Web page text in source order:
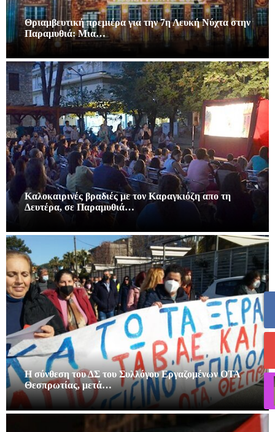
Θριαμβευτική πρεμιέρα για την 7η Λευκή Νύχτα στην
Παραμυθιά: Μια…
Καλοκαιρινές βραδιές με τον Καραγκιόζη απο τη
Δευτέρα, σε Παραμυθιά…
Η σύνθεση του ΔΣ του Συλλόγου Εργαζομένων ΟΤΑ
Θεσπρωτίας, μετά…